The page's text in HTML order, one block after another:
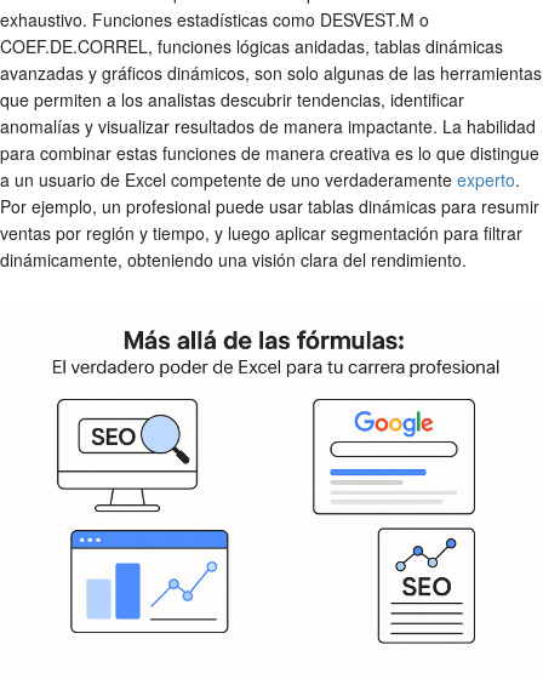
exhaustivo. Funciones estadísticas como DESVEST.M o
COEF.DE.CORREL, funciones lógicas anidadas, tablas dinámicas
avanzadas y gráficos dinámicos, son solo algunas de las herramientas
que permiten a los analistas descubrir tendencias, identificar
anomalías y visualizar resultados de manera impactante. La habilidad
para combinar estas funciones de manera creativa es lo que distingue
a un usuario de Excel competente de uno verdaderamente experto.
Por ejemplo, un profesional puede usar tablas dinámicas para resumir
ventas por región y tiempo, y luego aplicar segmentación para filtrar
dinámicamente, obteniendo una visión clara del rendimiento.